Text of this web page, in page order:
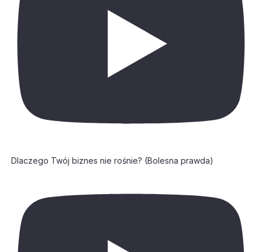
Dlaczego Twój biznes nie rośnie? (Bolesna prawda)